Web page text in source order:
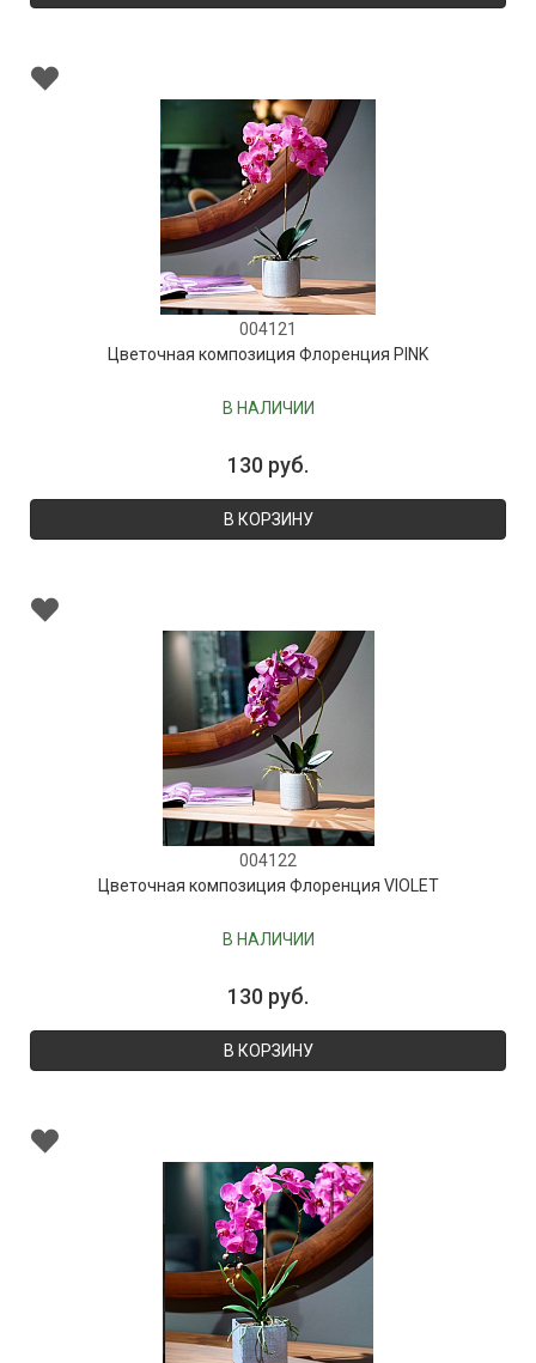
004121
Цветочная композиция Флоренция PINK
В НАЛИЧИИ
130 руб.
В КОРЗИНУ
004122
Цветочная композиция Флоренция VIOLET
В НАЛИЧИИ
130 руб.
В КОРЗИНУ